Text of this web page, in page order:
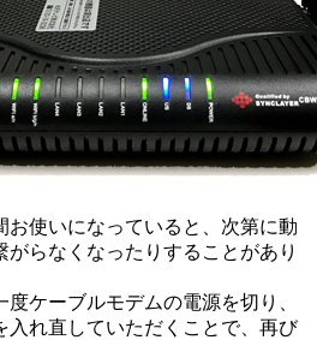
お使いになっていると、次第に動
がらなくなったりすることがあり
ケーブルモデムの電源を切り、
入れ直していただくことで、再び